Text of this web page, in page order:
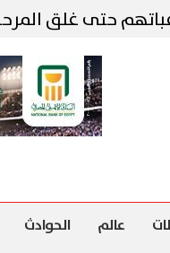
غلق المرحلة
عالم الحوادث